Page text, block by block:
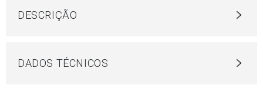
DESCRIÇÃO
DADOS TÉCNICOS